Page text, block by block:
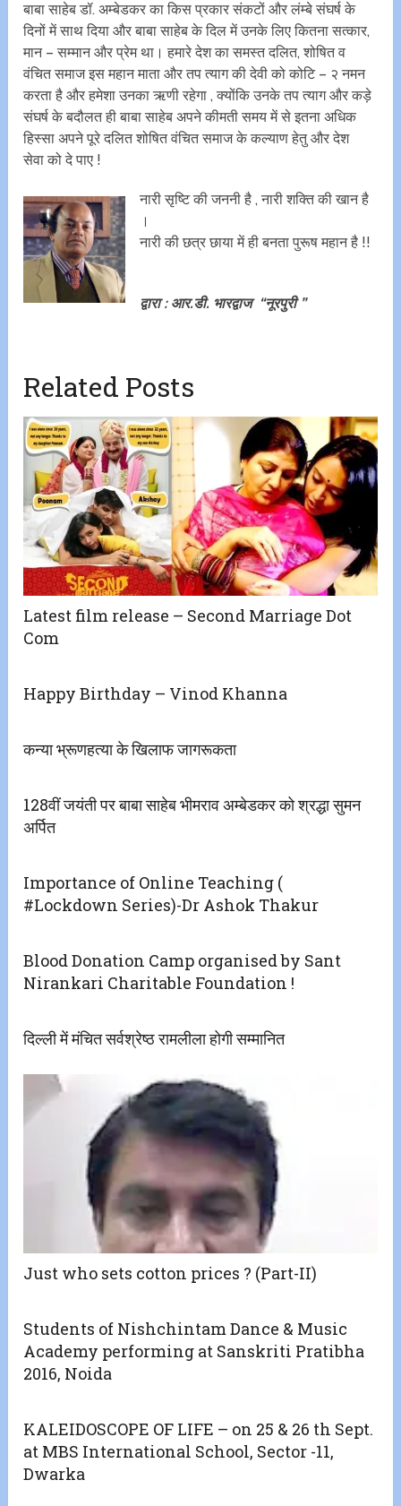
बाबा साहेब डॉ. अम्बेडकर का किस प्रकार संकटों और लंम्बे संघर्ष के
दिनों में साथ दिया और बाबा साहेब के दिल में उनके लिए कितना सत्कार,
मान – सम्मान और प्रेम था। हमारे देश का समस्त दलित, शोषित व
वंचित समाज इस महान माता और तप त्याग की देवी को कोटि – २ नमन
करता है और हमेशा उनका ऋणी रहेगा , क्योंकि उनके तप त्याग और कड़े
संघर्ष के बदौलत ही बाबा साहेब अपने कीमती समय में से इतना अधिक
हिस्सा अपने पूरे दलित शोषित वंचित समाज के कल्याण हेतु और देश
सेवा को दे पाए !
नारी सृष्टि की जननी है , नारी शक्ति की खान है
।
नारी की छत्र छाया में ही बनता पुरूष महान है !!
द्वारा : आर.डी. भारद्वाज “नूरपुरी ”
Related Posts
Latest film release – Second Marriage Dot
Com
Happy Birthday – Vinod Khanna
कन्या भ्रूणहत्या के खिलाफ जागरूकता
128वीं जयंती पर बाबा साहेब भीमराव अम्बेडकर को श्रद्धा सुमन
अर्पित
Importance of Online Teaching (
#Lockdown Series)-Dr Ashok Thakur
Blood Donation Camp organised by Sant
Nirankari Charitable Foundation !
दिल्ली में मंचित सर्वश्रेष्ठ रामलीला होगी सम्मानित
Just who sets cotton prices ? (Part-II)
Students of Nishchintam Dance & Music
Academy performing at Sanskriti Pratibha
2016, Noida
KALEIDOSCOPE OF LIFE – on 25 & 26 th Sept.
at MBS International School, Sector -11,
Dwarka